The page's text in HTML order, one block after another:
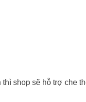
shop sẽ hỗ trợ che